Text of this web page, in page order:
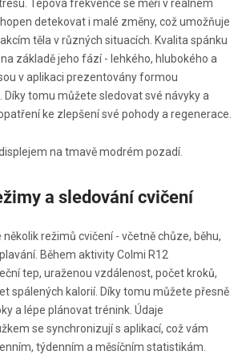
Tepová frekvence se měří v reálném
detekovat i malé změny, což umožňuje
těla v různých situacích. Kvalita spánku
základě jeho fází - lehkého, hlubokého a
v aplikaci prezentovány formou
tomu můžete sledovat své návyky a
ke zlepšení své pohody a regenerace.
a sledování cvičení
několik režimů cvičení - včetně chůze, běhu,
Během aktivity Colmi R12
tep, uraženou vzdálenost, počet kroků,
spálených kalorií. Díky tomu můžete přesně
a lépe plánovat trénink. Údaje
se synchronizují s aplikací, což vám
týdenním a měsíčním statistikám.